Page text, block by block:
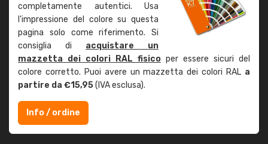
completamente autentici. Usa
l'impressione del colore su questa
pagina solo come riferimento. Si
consiglia di acquistare un
mazzetta dei colori RAL fisico per essere sicuri del
colore corretto. Puoi avere un mazzetta dei colori RAL a
partire da €15,95(IVA esclusa).
Info / ordine